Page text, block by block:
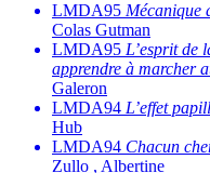
LMDA95 Mécanique
Colas Gutman
LMDA95 L’esprit de
apprendre à marcher
Galeron
LMDA94 L’effet
Hub
LMDA94 Chacun
Zullo , Albertine